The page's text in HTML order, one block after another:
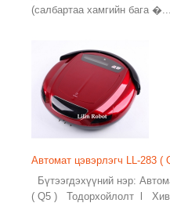
(салбартаа хамгийн бага �...
Автомат цэвэрлэгч LL-283 (
Бүтээгдэхүүний нэр:
( Q5 ) Тодорхойлолт l